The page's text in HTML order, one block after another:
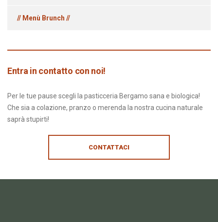
// Menù Brunch //
Entra in contatto con noi!
Per le tue pause scegli la pasticceria Bergamo sana e biologica!
Che sia a colazione, pranzo o merenda la nostra cucina naturale
saprà stupirti!
CONTATTACI